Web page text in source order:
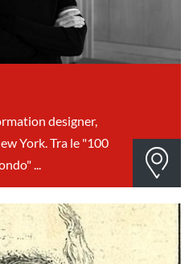
designer,
York. Tra le "100
...